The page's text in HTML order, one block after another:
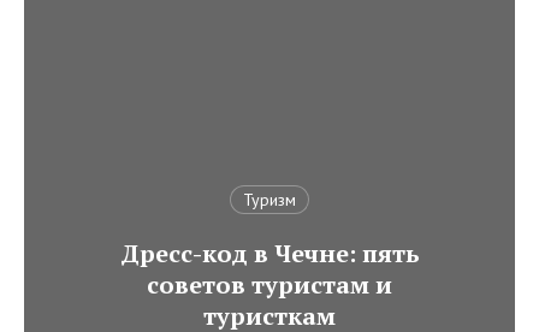
Туризм
Дресс-код в Чечне: пять
советов туристам и
туристкам